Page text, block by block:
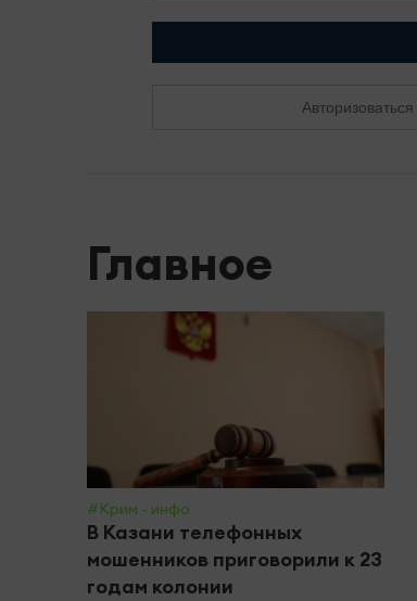
Авторизоваться
Главное
#Крим - инфо
В Казани телефонных
мошенников приговорили к 23
годам колонии